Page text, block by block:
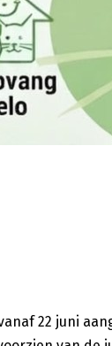
22 juni